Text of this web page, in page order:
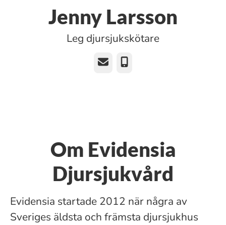
Jenny Larsson
Leg djursjukskötare
E-post Telefon
Om Evidensia
Djursjukvård
Evidensia startade 2012 när några av
Sveriges äldsta och främsta djursjukhus